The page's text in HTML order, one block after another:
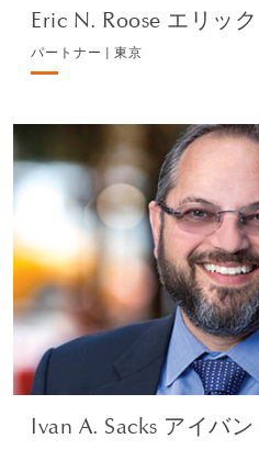
Eric N. Roose エリッ
パートナー | 東京
Ivan A. Sacks アイバ
Ivan A. Sacks ア